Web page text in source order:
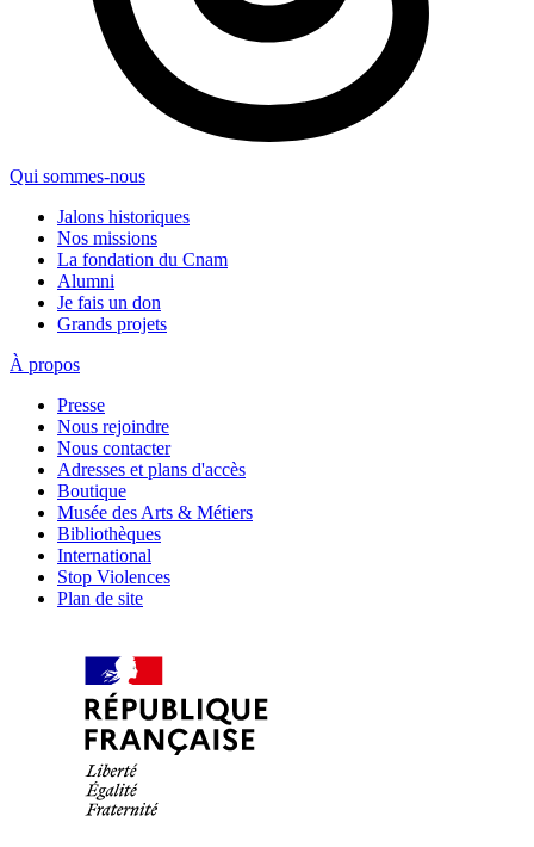
Qui sommes-nous
Jalons historiques
Nos missions
La fondation du Cnam
Alumni
Je fais un don
Grands projets
À propos
Presse
Nous rejoindre
Nous contacter
Adresses et plans d'accès
Boutique
Musée des Arts & Métiers
Bibliothèques
International
Stop Violences
Plan de site